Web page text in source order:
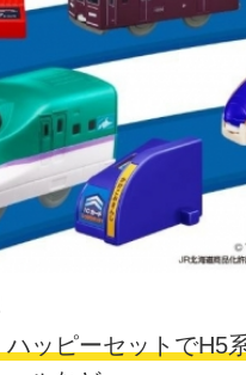
ッピーセットでH5